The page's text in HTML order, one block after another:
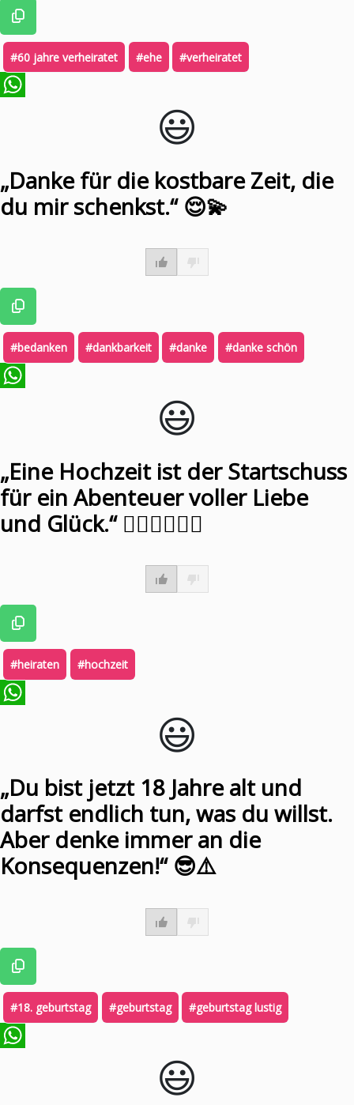
#60 jahre verheiratet #ehe #verheiratet
😃️
„Danke für die kostbare Zeit, die
du mir schenkst.“ 😌💫
#bedanken #dankbarkeit #danke #danke schön
😃️
„Eine Hochzeit ist der Startschuss
für ein Abenteuer voller Liebe
und Glück.“ 👰🏼‍♀️🤵🏼‍♂️
#heiraten #hochzeit
😃️
„Du bist jetzt 18 Jahre alt und
darfst endlich tun, was du willst.
Aber denke immer an die
Konsequenzen!“ 😎⚠️
#18. geburtstag #geburtstag #geburtstag lustig
😃️